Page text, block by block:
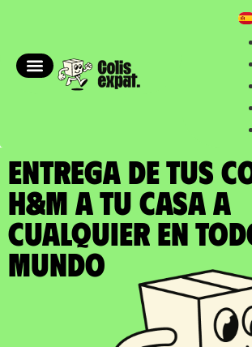
ENTREGA DE TUS
H&M a tu casa a
cualquier en
Mundo